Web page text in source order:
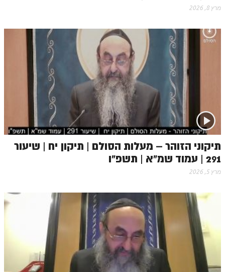
זוהר פנחס למתחילים
זוהר פנחס למתקדמים
ספר הזוהר – דברים
זוהר ואתחנן למתחילים
זוהר ואתחנן למתקדמים
זוהר עקב מתחילים
זוהר הקדוש עקב למתקדמים
זהר שופטים מתקדמים
זוהר כי תצא מתחילים
זוהר כי תצא מתקדמים
זוהר וילך השקפה
זוהר וילך מתקדמים
שידור חי
מרץ 8, 2026
תיקוני הזוהר – מעלות הסולם | תיקון יח | שיעור
291 | עמוד שמ"א | תשפ"ו
מרץ 5, 2026